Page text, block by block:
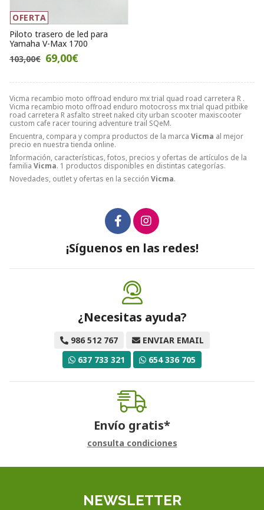
Vicma recambio moto offroad enduro mx trial quad road carretera R .
Vicma recambio moto offroad enduro motocross mx trial quad pitbike
road carretera R asfalto street naked city urban scooter maxiscooter
custom cafe racer touring adventure trail SQeM.
Encuentra, compara y compra productos de la marca Vicma al mejor
precio en nuestra tienda online.
Información, características, fotos, precios y ofertas de artículos de la
familia Vicma. 1 productos disponibles en distintas categorías.
Novedades, outlet y ofertas en la sección Vicma.
OFERTA
Piloto trasero de led para
Yamaha V-Max 1700
103,00€ 69,00€
¡Síguenos en las redes!
¿Necesitas ayuda?
986 512 767
ENVIAR EMAIL
637 733 321
654 336 705
Envío gratis*
consulta condiciones
NEWSLETTER